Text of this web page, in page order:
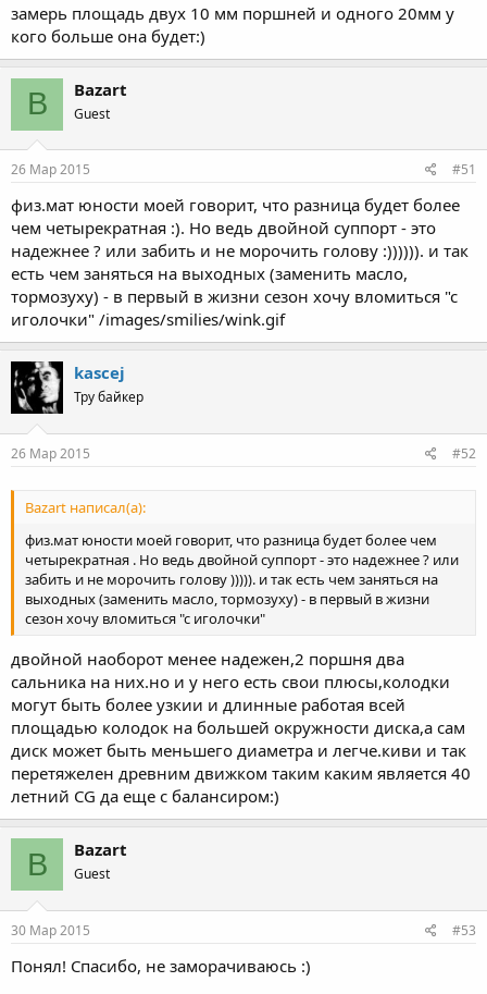
замерь площадь двух 10 мм поршней и одного 20мм у
кого больше она будет:)
B Bazart
Guest
26 Мар 2015 #51
физ.мат юности моей говорит, что разница будет более
чем четырекратная :). Но ведь двойной суппорт - это
надежнее ? или забить и не морочить голову :)))))). и так
есть чем заняться на выходных (заменить масло,
тормозуху) - в первый в жизни сезон хочу вломиться "с
иголочки" /images/smilies/wink.gif
kascej
Тру байкер
26 Мар 2015 #52
Bazart написал(а):
физ.мат юности моей говорит, что разница будет более чем
четырекратная . Но ведь двойной суппорт - это надежнее ? или
забить и не морочить голову ))))). и так есть чем заняться на
выходных (заменить масло, тормозуху) - в первый в жизни
сезон хочу вломиться "с иголочки"
двойной наоборот менее надежен,2 поршня два
сальника на них.но и у него есть свои плюсы,колодки
могут быть более узкии и длинные работая всей
площадью колодок на большей окружности диска,а сам
диск может быть меньшего диаметра и легче.киви и так
перетяжелен древним движком таким каким является 40
летний CG да еще с балансиром:)
B Bazart
Guest
30 Мар 2015 #53
Понял! Спасибо, не заморачиваюсь :)